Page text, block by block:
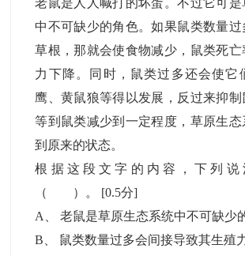
老鼠是人人喊打的坏蛋。不过它可
中不可缺少的角色。如果鼠类数量
草根，那就会使食物减少，鼠类死
力下降。同时，鼠类过多还会使
鹰、黄鼠狼等得以发展，反过来抑制
等到鼠类减少到一定程度，草原生态
到原来的状态。
根据这段文字的内容，下列说
（ ）。 [0.5分]
A
、老鼠是草原生态系统中不可缺少
B
鼠类数量过多会间接导致其生殖